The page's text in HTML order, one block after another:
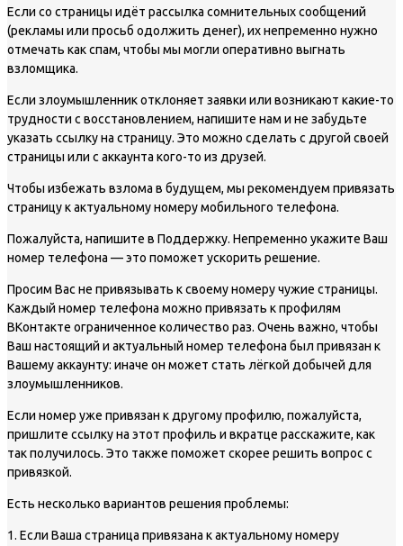
Если со страницы идёт рассылка сомнительных сообщений
(рекламы или просьб одолжить денег), их непременно нужно
отмечать как спам, чтобы мы могли оперативно выгнать
взломщика.
Если злоумышленник отклоняет заявки или возникают какие-то
трудности с восстановлением, напишите нам и не забудьте
указать ссылку на страницу. Это можно сделать с другой своей
страницы или с аккаунта кого-то из друзей.
Чтобы избежать взлома в будущем, мы рекомендуем привязать
страницу к актуальному номеру мобильного телефона.
Пожалуйста, напишите в Поддержку. Непременно укажите Ваш
номер телефона — это поможет ускорить решение.
Просим Вас не привязывать к своему номеру чужие страницы.
Каждый номер телефона можно привязать к профилям
ВКонтакте ограниченное количество раз. Очень важно, чтобы
Ваш настоящий и актуальный номер телефона был привязан к
Вашему аккаунту: иначе он может стать лёгкой добычей для
злоумышленников.
Если номер уже привязан к другому профилю, пожалуйста,
пришлите ссылку на этот профиль и вкратце расскажите, как
так получилось. Это также поможет скорее решить вопрос с
привязкой.
Есть несколько вариантов решения проблемы:
1. Если Ваша страница привязана к актуальному номеру